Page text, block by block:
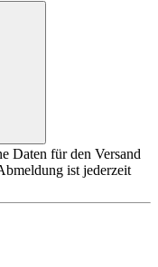
Daten für den Versand
ist jederzeit